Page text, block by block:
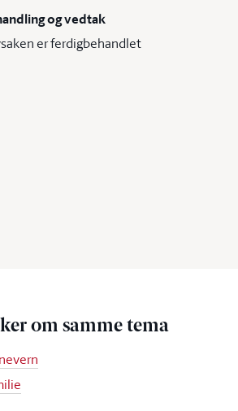
og vedtak
er ferdigbehandlet
om samme tema